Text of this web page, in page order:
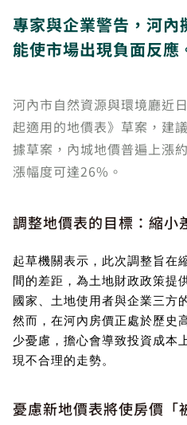
專家與企業警告，河內
能使市場出現負面反應
河內市自然資源與環境廳近
起適用的地價表》草案，建
據草案，內城地價普遍上漲
漲幅度可達26%。
調整地價表的目標：縮小
起草機關表示，此次調整旨在
間的差距，為土地財政政策提
國家、土地使用者與企業三方
然而，在河內房價正處於歷史
少憂慮，擔心會導致投資成本
現不合理的走勢。
憂慮新地價表將使房價「